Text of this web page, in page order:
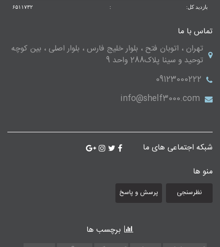
بازدید کل: : ۶۵۱۱۷۳۲
تماس با ما
تهران ، اتوبان فتح ، بلوار خلیج فارس ، بلوار اصلی ، بین کوچه
توحید و سینا پلاک288 واحد 9
09123000222
info@shelf3000.com
شبکه اجتماعی های ما
منو ها
نظرسنجی پرسش و پاسخ
برچسب ها